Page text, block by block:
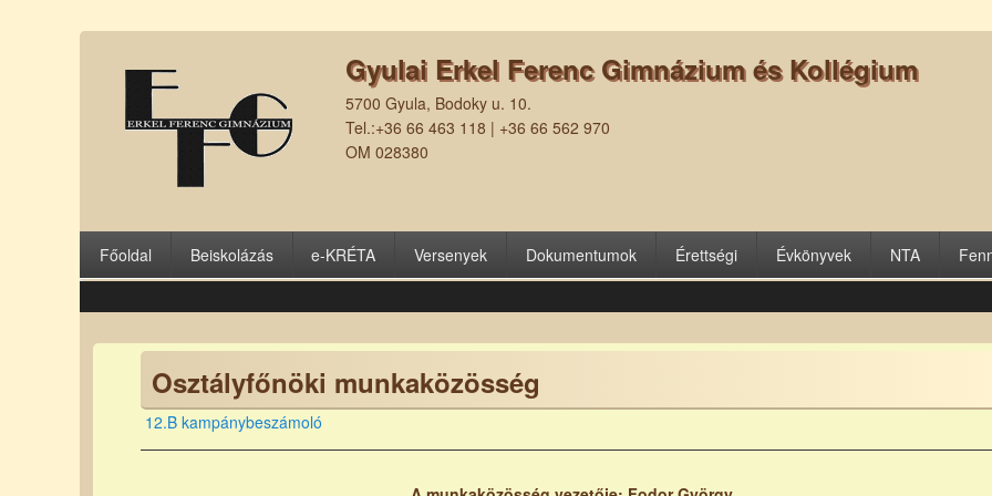
Gyulai Erkel Ferenc Gimnázium és Kollégium
5700 Gyula, Bodoky u. 10.
Tel.:+36 66 463 118 | +36 66 562 970
OM 028380
Főoldal Beiskolázás e-KRÉTA Versenyek Dokumentumok Érettségi Évkönyvek NTA
Osztályfőnöki munkaközösség
12.B kampánybeszámoló